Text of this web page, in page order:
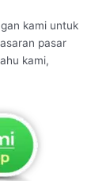
kami untuk
pasar
kami,